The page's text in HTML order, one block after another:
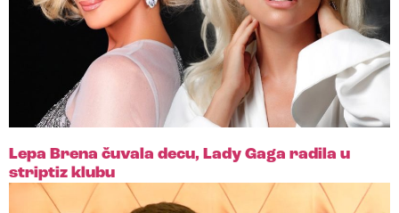
Lepa Brena čuvala decu, Lady Gaga radila u
striptiz klubu